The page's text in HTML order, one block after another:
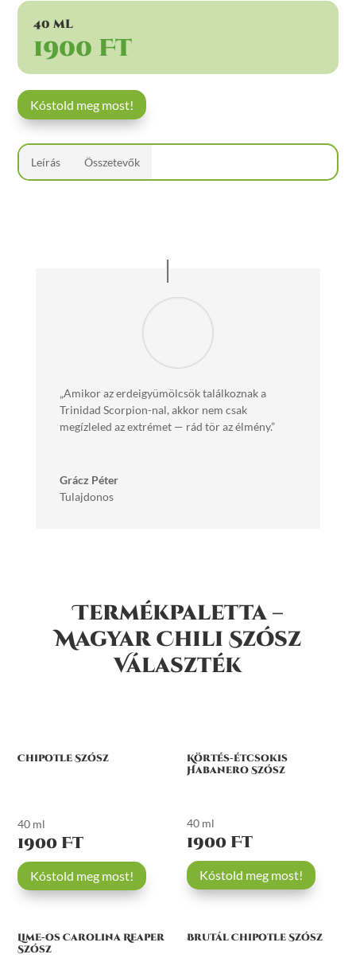
40 ml
1900 Ft
Kóstold meg most!
Leírás Összetevők
„Amikor az erdeigyümölcsök találkoznak a
Trinidad Scorpion-nal, akkor nem csak
megízleled az extrémet — rád tör az élmény.”
Grácz Péter
Tulajdonos
Termékpaletta –
Magyar Chili Szósz
Választék
Chipotle Szósz
40 ml
1900 Ft
Kóstold meg most!
Körtés-étcsokis
Habanero Szósz
40 ml
1900 Ft
Kóstold meg most!
Lime-os Carolina Reaper
Szósz
Brutál Chipotle Szósz